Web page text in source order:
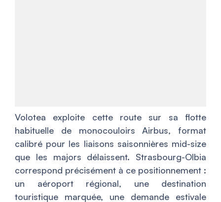
Volotea exploite cette route sur sa flotte
habituelle de monocouloirs Airbus, format
calibré pour les liaisons saisonnières mid-size
que les majors délaissent. Strasbourg-Olbia
correspond précisément à ce positionnement :
un aéroport régional, une destination
touristique marquée, une demande estivale